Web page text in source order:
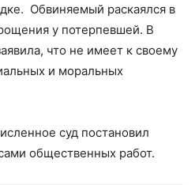
Обвиняемый раскаялся в
у потерпевшей. В
что не имеет к своему
и моральных
суд постановил
общественных работ.